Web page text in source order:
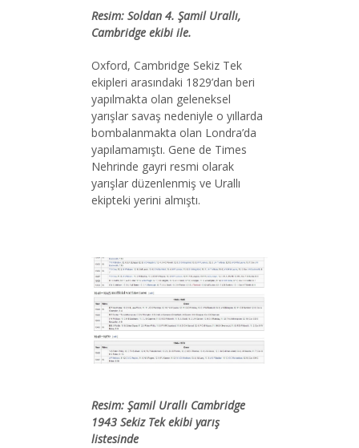
Resim: Soldan 4. Şamil Urallı,
Cambridge ekibi ile.
Oxford, Cambridge Sekiz Tek
ekipleri arasındaki 1829’dan beri
yapılmakta olan geleneksel
yarışlar savaş nedeniyle o yıllarda
bombalanmakta olan Londra’da
yapılamamıştı. Gene de Times
Nehrinde gayri resmi olarak
yarışlar düzenlenmiş ve Urallı
ekipteki yerini almıştı.
Resim: Şamil Urallı Cambridge
1943 Sekiz Tek ekibi yarış
listesinde